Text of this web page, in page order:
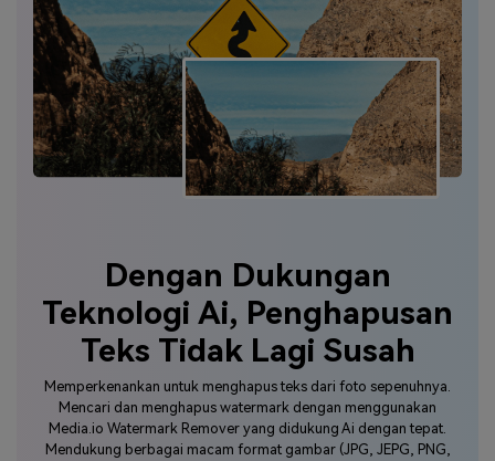
Dengan Dukungan
Teknologi Ai, Penghapusan
Teks Tidak Lagi Susah
Memperkenankan untuk menghapus teks dari foto sepenuhnya.
Mencari dan menghapus watermark dengan menggunakan
Media.io Watermark Remover yang didukung Ai dengan tepat.
Mendukung berbagai macam format gambar (JPG, JEPG, PNG,